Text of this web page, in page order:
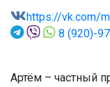
https://vk.com/
8 (920)-
Артём – частный